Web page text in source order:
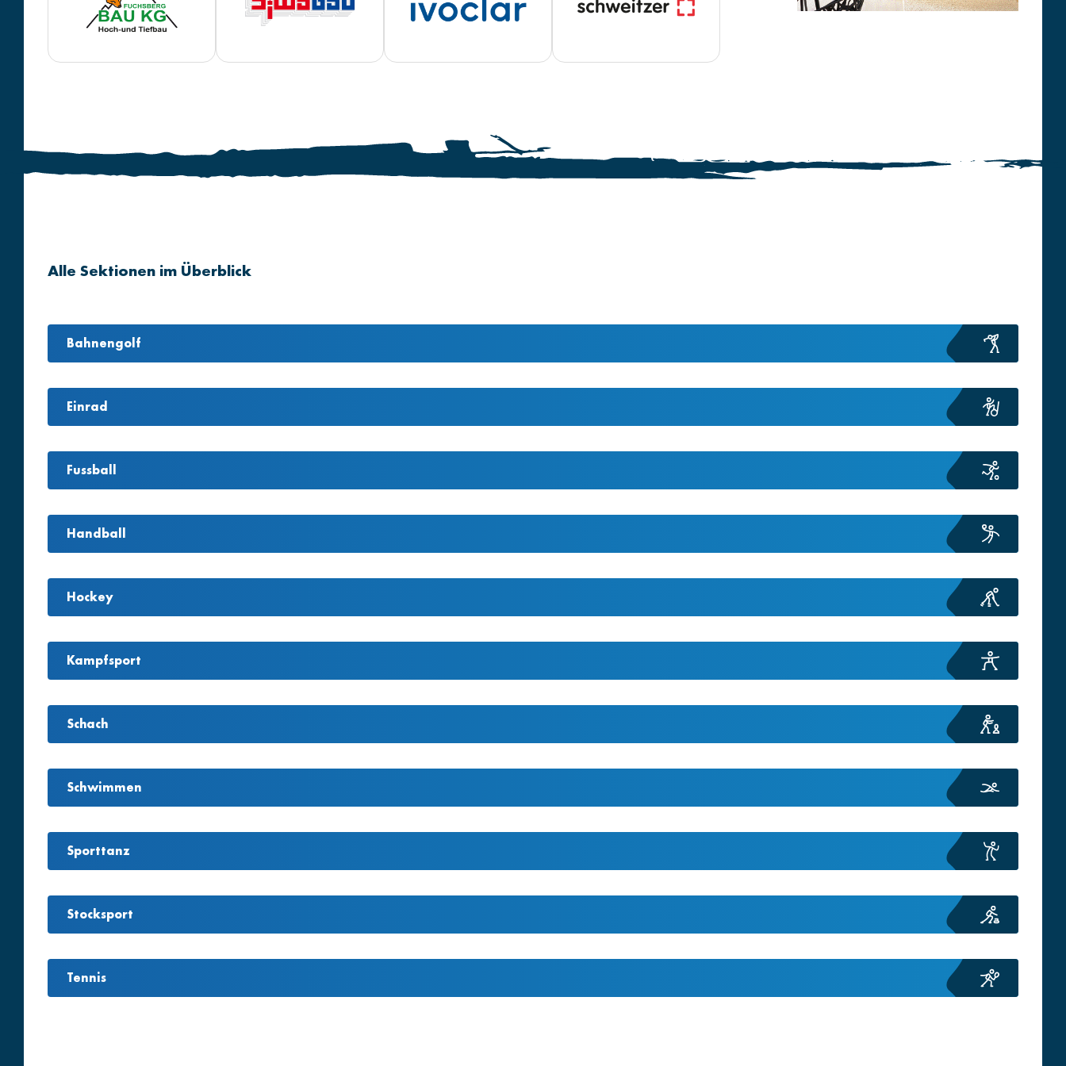
Alle Sektionen im Überblick
Bahnengolf
Einrad
Fussball
Handball
Hockey
Kampfsport
Schach
Schwimmen
Sporttanz
Stocksport
Tennis